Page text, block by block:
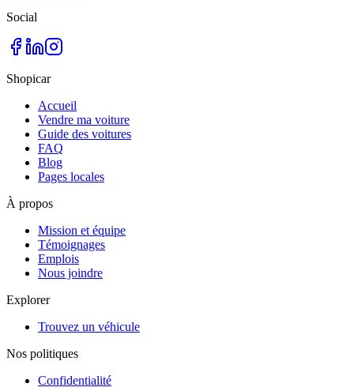
Social
Shopicar
Accueil
Vendre ma voiture
Guide des voitures
FAQ
Blog
Pages locales
À propos
Mission et équipe
Témoignages
Emplois
Nous joindre
Explorer
Trouvez un véhicule
Nos politiques
Confidentialité